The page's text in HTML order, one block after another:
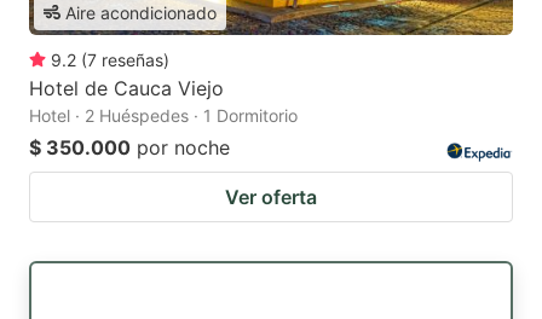
Aire acondicionado
9.2 (7 reseñas)
Hotel de Cauca Viejo
Hotel · 2 Huéspedes · 1 Dormitorio
$ 350.000 por noche
Ver oferta